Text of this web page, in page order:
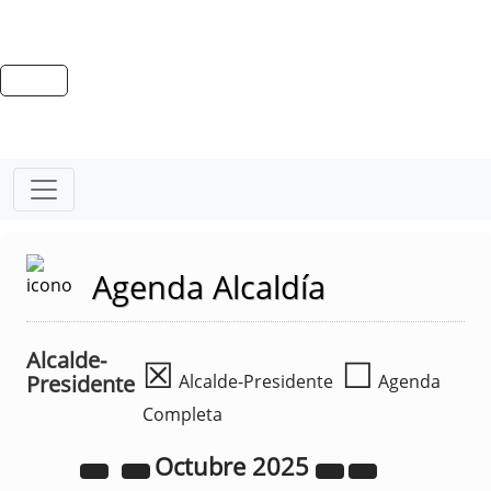
Agenda Alcaldía
Alcalde-
Presidente ☒ Alcalde-Presidente ☐ Agenda
Completa
Octubre 2025